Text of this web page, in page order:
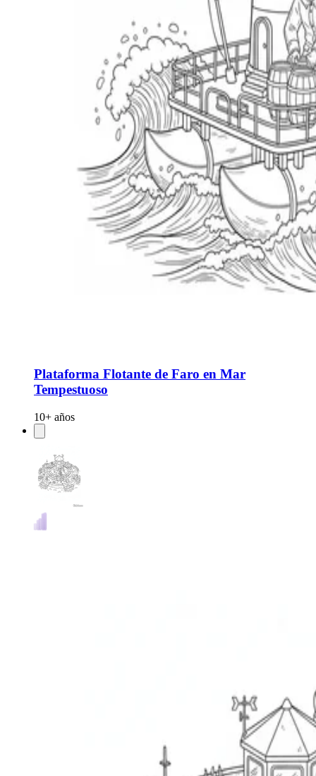
Plataforma Flotante de Faro en Mar
Tempestuoso
10+ años